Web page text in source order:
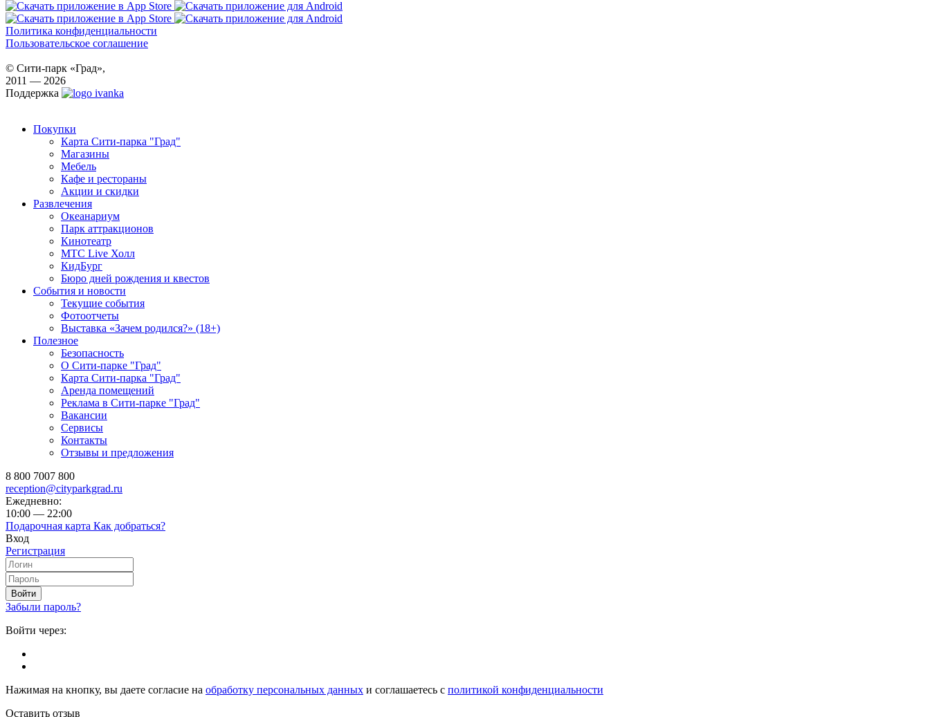
Политика конфиденциальности
Пользовательское соглашение
© Сити-парк «Град»,
2011 — 2026
Поддержка
Покупки
Карта Сити-парка "Град"
Магазины
Мебель
Кафе и рестораны
Акции и скидки
Развлечения
Океанариум
Парк аттракционов
Кинотеатр
МТС Live Холл
КидБург
Бюро дней рождения и квестов
События и новости
Текущие события
Фотоотчеты
Выставка «Зачем родился?» (18+)
Полезное
Безопасность
О Сити-парке "Град"
Карта Сити-парка "Град"
Аренда помещений
Реклама в Сити-парке "Град"
Вакансии
Сервисы
Контакты
Отзывы и предложения
8 800 7007 800
reception@cityparkgrad.ru
Ежедневно:
10:00 — 22:00
Подарочная карта Как добраться?
Вход
Регистрация
Войти
Забыли пароль?
Войти через:
Нажимая на кнопку, вы даете согласие на обработку персональных данных и соглашаетесь с политикой конфиденциальности
Оставить отзыв